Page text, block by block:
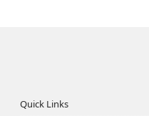
Quick Links